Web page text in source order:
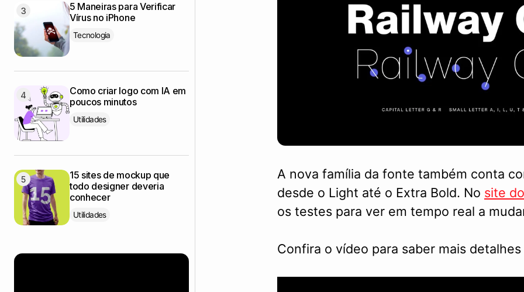
A nova família da fonte também conta
desde o Light até o Extra Bold. No site
os testes para ver em tempo real a
Confira o vídeo para saber mais
5 Maneiras para Verificar
Vírus no iPhone
Tecnologia
Como criar logo com IA em
poucos minutos
Utilidades
15 sites de mockup que
todo designer deveria
conhecer
Utilidades